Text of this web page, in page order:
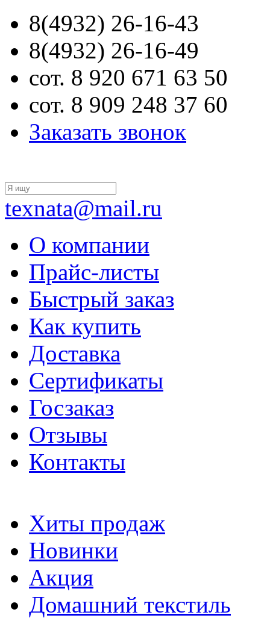
8(4932) 26-16-43
8(4932) 26-16-49
сот. 8 920 671 63 50
сот. 8 909 248 37 60
Заказать звонок
texnata@mail.ru
О компании
Прайс-листы
Быстрый заказ
Как купить
Доставка
Сертификаты
Госзаказ
Отзывы
Контакты
Хиты продаж
Новинки
Акция
Домашний текстиль